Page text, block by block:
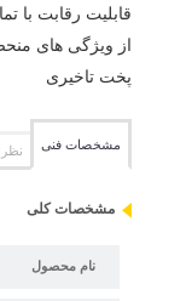
قابلیت رقابت با
از ویژگی های
پخت تاخیری
مشخصات فنی
مشخصات کلی
نام محصول